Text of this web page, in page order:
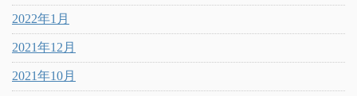
2022年1月
2021年12月
2021年10月